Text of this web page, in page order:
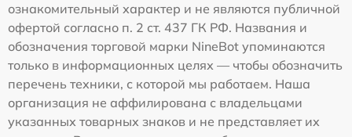
ознакомительный характер и не являются публичной
офертой согласно п. 2 ст. 437 ГК РФ. Названия и
обозначения торговой марки NineBot упоминаются
только в информационных целях — чтобы обозначить
перечень техники, с которой мы работаем. Наша
организация не аффилирована с владельцами
указанных товарных знаков и не представляет их